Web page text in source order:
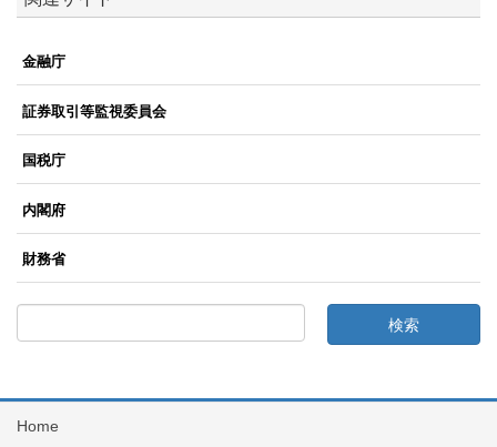
金融庁
証券取引等監視委員会
国税庁
内閣府
財務省
Home